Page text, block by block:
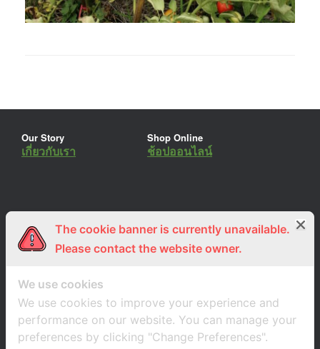
Our Story
เกี่ยวกับเรา
Shop Online
ช้อปออนไลน์
ร่วมงานกับเรา
สมัครงาน
Lemon Farm Cafe
ร้านอาหารอินทรีย์
The cookie banner is currently unavailable.
Please contact the website owner.
We use cookies
We use cookies to improve your experience and
performance on our website. You can manage your
preferences by clicking "Change Preferences".